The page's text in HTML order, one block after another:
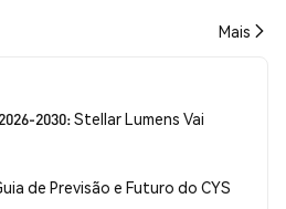
Mais
2030: Stellar Lumens Vai
de Previsão e Futuro do CYS